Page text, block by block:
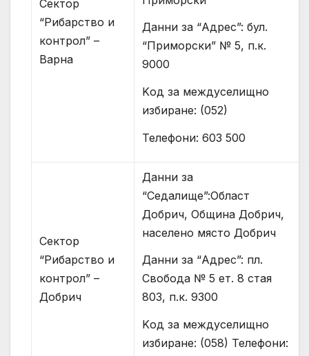
Сектор
“Рибарство и
контрол” –
Варна
Данни за “Адрес”: бул.
“Приморски” № 5, п.к.
9000
Kод за междуселищно
избиране: (052)
Телефони: 603 500
Сектор
“Рибарство и
контрол” –
Добрич
Данни за
“Седалище”:Област
Добрич, Община Добрич,
населено място Добрич
Данни за “Адрес”: пл.
Свобода № 5 ет. 8 стая
803, п.к. 9300
Kод за междуселищно
избиране: (058) Телефони: